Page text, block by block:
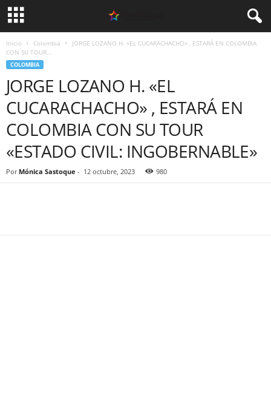
Inicio Colombia
JORGE LOZANO H. «EL CUCARACHACHO» , ESTARÁ EN COLOMBIA
CON SU TOUR...
COLOMBIA
JORGE LOZANO H. «EL
CUCARACHACHO» , ESTARÁ EN
COLOMBIA CON SU TOUR
«ESTADO CIVIL: INGOBERNABLE»
Por Mónica Sastoque - 12 octubre, 2023 980